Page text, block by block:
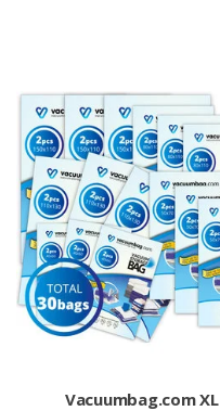
Vacuumbag.com XL